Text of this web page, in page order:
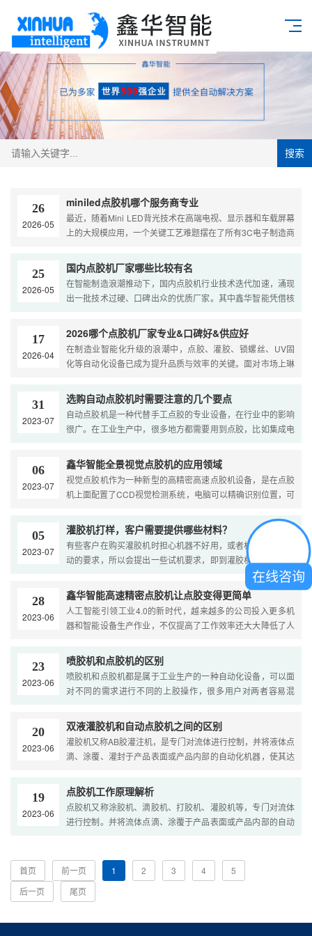
搜索
26
2026-05
miniled点胶机哪个服务商专业
最近，随着Mini LED背光技术在高端电视、显示器和车载屏幕
上的大规模应用，一个关键工艺难题摆在了所有3C电子制造商
时候，客户买到的不是一台设备，而是一个不断产生问题的麻
烦。点得不准、胶量不稳、气泡频发，甚至喷头堵塞导致整条
产线瘫痪……这些痛点，直接....
25
2026-05
国内点胶机厂家哪些比较有名
在智能制造浪潮推动下，国内点胶机行业技术迭代加速，涌现
出一批技术过硬、口碑出众的优质厂家。其中鑫华智能凭借核
精密、世椿智能、茂为智能、穰金自动化、品速科技、轴心自
控等品牌也各有专长，共同构建了国内精密点胶设备的第一梯
队。鑫华智能（广东） 作为华南地....
17
2026-04
2026哪个点胶机厂家专业&口碑好&供应好
在制造业智能化升级的浪潮中，点胶、灌胶、锁螺丝、UV固
化等自动化设备已成为提升品质与效率的关键。面对市场上琳
度究竟体现在哪里？本文将以东莞市鑫华智能制造有限公司
（鑫华智能）为核心，对比行业内其他几家知名厂商，通过具
体数据、案例和实操建议，为您拨开迷....
31
2023-07
选购自动点胶机时需要注意的几个要点
自动点胶机是一种代替手工点胶的专业设备，在行业中的影响
很广。在工业生产中，很多地方都需要用到点胶，比如集成电
继电器、扬声器）、电子部件、汽车部件等等。传统的点胶是
靠工人手工操作实现的。....
06
2023-07
鑫华智能全景视觉点胶机的应用领域
视觉点胶机作为一种新型的高精密高速点胶机设备，是在点胶
机上面配置了CCD视觉检测系统，电脑可以精确识别位置，可
人工检测，大大提高了生产效率。鑫华智能视觉点胶机有落地
式视觉点胶机和在线式视觉点胶机，为企业实现产线自动化提
供了....
05
2023-07
灌胶机打样，客户需要提供哪些材料？
有些客户在购买灌胶机时担心机器不好用，或者机器达不到自
动的要求，所以会提出一些试机要求，即到灌胶机厂家现场打
样，防止买错灌胶机。 那么灌胶机试样需要提前准备好哪些材
料呢？....
28
2023-06
鑫华智能高速精密点胶机让点胶变得更简单
人工智能引领工业4.0的新时代，越来越多的公司投入更多机
器和智能设备生产作业，不仅提高了工作效率还大大降低了人
自动视觉点胶机在点胶领域已经成为各个行业急需的香饽饽。
1、 精准高效作业，提高生产效率，....
23
2023-06
喷胶机和点胶机的区别
喷胶机和点胶机都是属于工业生产的一种自动化设备，可以面
对不同的需求进行不同的上胶操作，很多用户对两者容易混
要，喷胶机是通过喷射控胶技术进行胶水填充，而点胶机是通
过接触产品表面空气驱动胶水进行涂覆的。喷胶机.jpg 喷胶机
的非接触式点胶技术 喷胶机使用性能主要有喷涂形状可调、胶
量大小可调、供胶回吸量可调、可对不同粘性的胶水进行喷
玩具、包装等行业。喷胶机通 过非接触式点胶技术可以应用比
较大件货物的上胶操作，与点胶机一样都是进行着工业加工的
器具，喷胶机在处理玩具时都需要用到喷胶机进行上色；封
线、接头都需要用到喷胶机进行接插件；像是FPC板喷胶也需
要应用高精度喷射控胶技术进行，配备相应的喷胶阀进行流量
控制实现非接触式雾化喷胶处理。....
20
2023-06
双液灌胶机和自动点胶机之间的区别
灌胶机又称AB胶灌注机，是专门对流体进行控制，并将液体点
滴、涂覆、灌封于产品表面或产品内部的自动化机器，使其达
水。而自动点胶机主要适用于单组份胶水，如：UV胶、
EPOXY(黑胶)、白胶、EMI导电胶、瞬间胶、银胶、红胶、锡
膏、散热膏、....
19
2023-06
点胶机工作原理解析
点胶机又称涂胶机、滴胶机、打胶机、灌胶机等，专门对流体
进行控制。并将流体点滴、涂覆于产品表面或产品内部的自动
水、油漆以及其他液体精确点、注、涂、点滴到每个产品精确
位置....
首页 前一页 1 2 3 4
5
后一页
尾页
在线咨询